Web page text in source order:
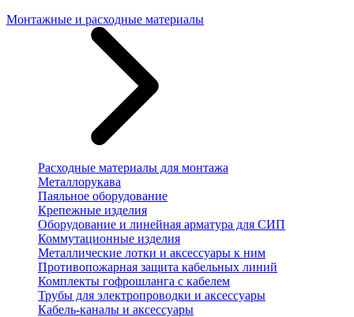
Монтажные и расходные материалы
Расходные материалы для монтажа
Металлорукава
Паяльное оборудование
Крепежные изделия
Оборудование и линейная арматура для СИП
Коммутационные изделия
Металлические лотки и аксессуары к ним
Противопожарная защита кабельных линий
Комплекты гофрошланга с кабелем
Трубы для электропроводки и аксессуары
Кабель-каналы и аксессуары